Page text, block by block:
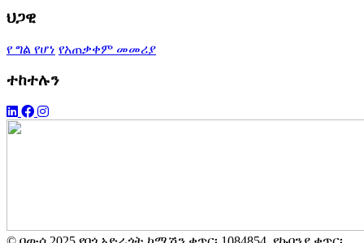
ህጋዊ
የ ግል የሆነ የአጠቃቀም መመሪያ
ተከተሉን